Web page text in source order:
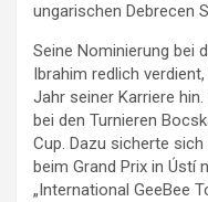
ungarischen Debrecen
Seine Nominierung bei
Ibrahim redlich
Jahr seiner Karriere
bei den Turnieren
Cup. Dazu sicherte
beim Grand Prix in Ústí
„International GeeBee